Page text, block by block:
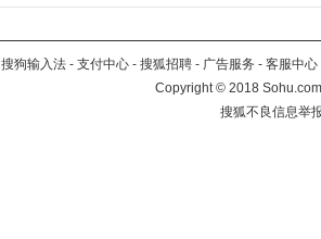
搜狗输入法 - 支付中心 - 搜狐招聘 - 广告服务 - 客服中心
Copyright©2018
搜狐不良信息举